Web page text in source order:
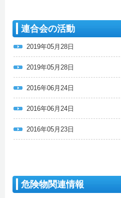
連合会の活動
2019年05月28日
2019年05月28日
2016年06月24日
2016年06月24日
2016年05月23日
危険物関連情報